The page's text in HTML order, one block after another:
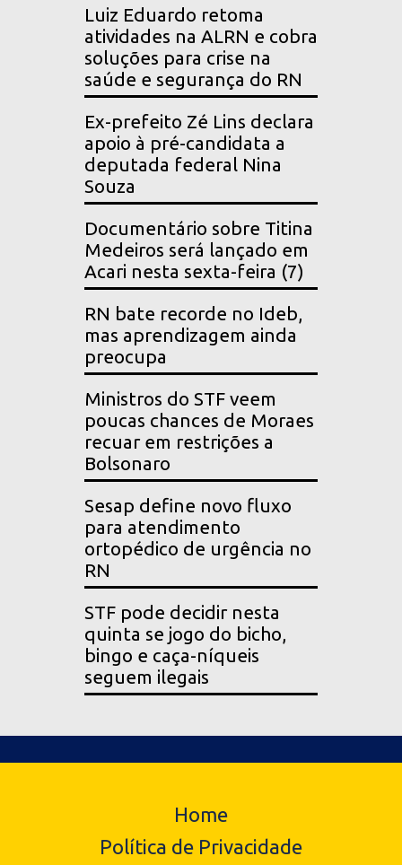
Luiz Eduardo retoma
atividades na ALRN e cobra
soluções para crise na
saúde e segurança do RN
Ex-prefeito Zé Lins declara
apoio à pré-candidata a
deputada federal Nina
Souza
Documentário sobre Titina
Medeiros será lançado em
Acari nesta sexta-feira (7)
RN bate recorde no Ideb,
mas aprendizagem ainda
preocupa
Ministros do STF veem
poucas chances de Moraes
recuar em restrições a
Bolsonaro
Sesap define novo fluxo
para atendimento
ortopédico de urgência no
RN
STF pode decidir nesta
quinta se jogo do bicho,
bingo e caça-níqueis
seguem ilegais
Home
Política de Privacidade